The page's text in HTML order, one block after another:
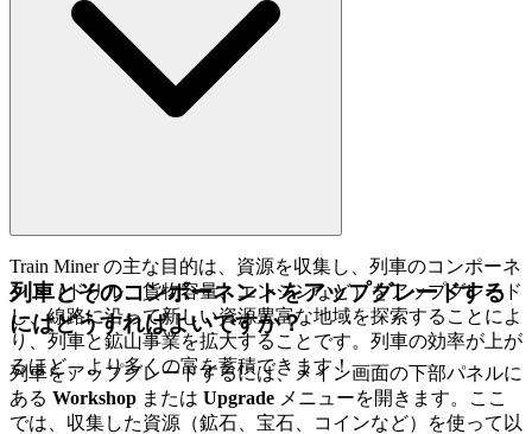
Train Miner の主な目的は、資源を収集し、列車のコンポーネ
ント（ドリル、貨物容量、エンジンなど）をアップグレード
し、線路に沿って新しい資源豊富な地域を探索することによ
り、列車と鉱山事業を拡大することです。列車の効率が上が
るほど、より多くの富を蓄積できます！
列車とそのコンポーネントをアップグレードする
にはどうすればよいですか？
列車をアップグレードするには、メイン画面の下部パネルに
ある Workshop または Upgrade メニューを開きます。ここ
では、収集した資源（鉱石、宝石、コインなど）を使って以